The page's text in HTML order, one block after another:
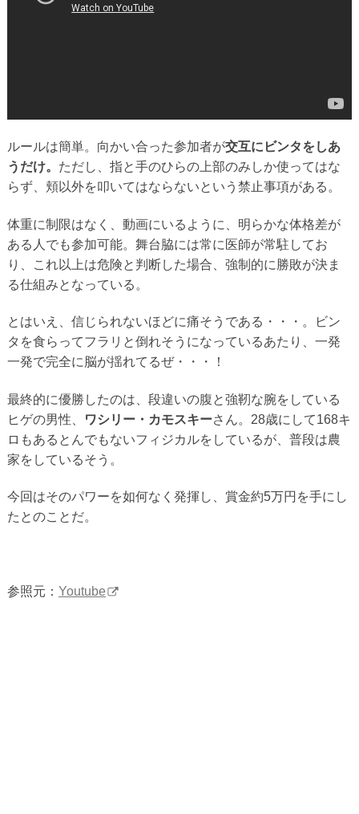
ルールは簡単。向かい合った参加者が交互にビンタをしあ
うだけ。 ただし、指と手のひらの上部のみしか使ってはな
らず、頬以外を叩いてはならないという禁止事項がある。
体重に制限はなく、動画にいるように、明らかな体格差が
ある人でも参加可能。舞台脇には常に医師が常駐してお
り、これ以上は危険と判断した場合、強制的に勝敗が決ま
る仕組みとなっている。
とはいえ、信じられないほどに痛そうである・・・。ビン
タを食らってフラリと倒れそうになっているあたり、一発
一発で完全に脳が揺れてるぜ・・・！
最終的に優勝したのは、段違いの腹と強靭な腕をしている
ヒゲの男性、
ワシリー・カモスキーさん。28歳にして168キ
ロもあるとんでもないフィジカルをしているが、普段は農
家をしているそう。
今回はそのパワーを如何なく発揮し、賞金約5万円を手にし
たとのことだ。
参照元： Youtube